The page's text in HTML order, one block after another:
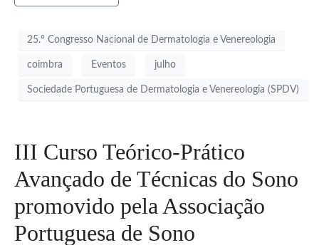
25.º Congresso Nacional de Dermatologia e Venereologia
coimbra Eventos julho
Sociedade Portuguesa de Dermatologia e Venereologia (SPDV)
III Curso Teórico-Prático
Avançado de Técnicas do Sono
promovido pela Associação
Portuguesa de Sono